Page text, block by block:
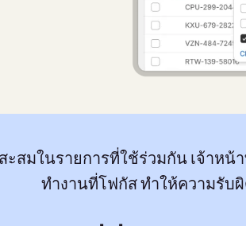
ะสมในรายการที่ใช้ร่วมกัน เจ้าหน้
ทำงานที่โฟกัส ทำให้ความรับ